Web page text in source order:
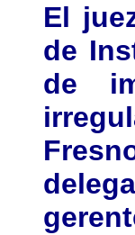
El
de
de